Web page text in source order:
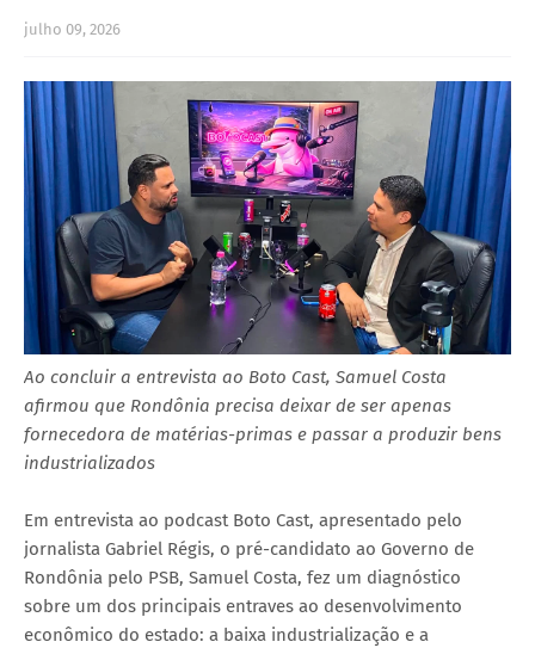
julho 09, 2026
Ao concluir a entrevista ao Boto Cast, Samuel Costa
afirmou que Rondônia precisa deixar de ser apenas
fornecedora de matérias-primas e passar a produzir bens
industrializados
Em entrevista ao podcast Boto Cast, apresentado pelo
jornalista Gabriel Régis, o pré-candidato ao Governo de
Rondônia pelo PSB, Samuel Costa, fez um diagnóstico
sobre um dos principais entraves ao desenvolvimento
econômico do estado: a baixa industrialização e a